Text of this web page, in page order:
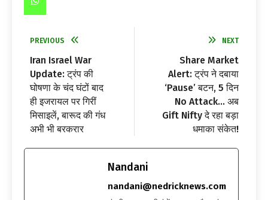
PREVIOUS
Iran Israel War
Update: ट्रंप की
घोषणा के चंद घंटों बाद
ही इजरायल पर गिरीं
मिसाइलें, बारूद की गंध
अभी भी बरकरार
NEXT
Share Market
Alert: ट्रंप ने दबाया
‘Pause’ बटन, 5 दिन
No Attack… अब
Gift Nifty दे रहा बड़ा
धमाका संकेत!
Nandani
nandani@nedricknews.com